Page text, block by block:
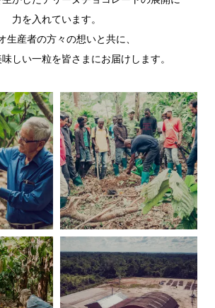
力を入れています。
生産者の方々の想いと共に、
しい一粒を皆さまにお届けします。